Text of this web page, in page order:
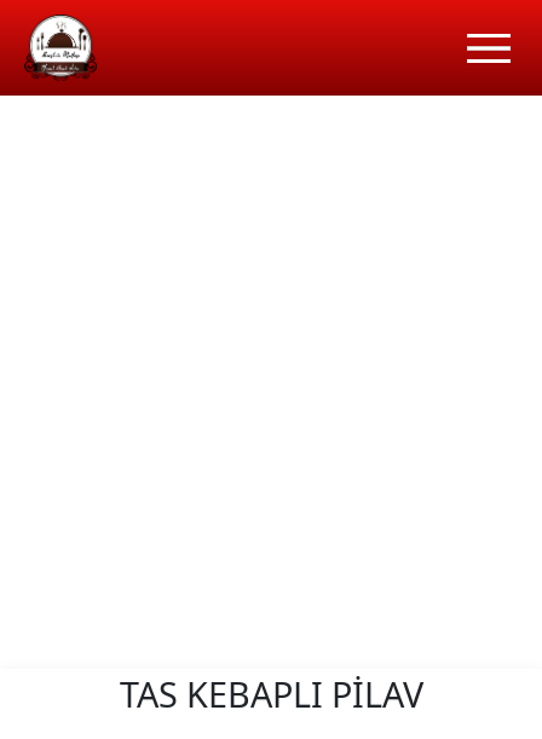
TAS KEBAPLI PİLAV